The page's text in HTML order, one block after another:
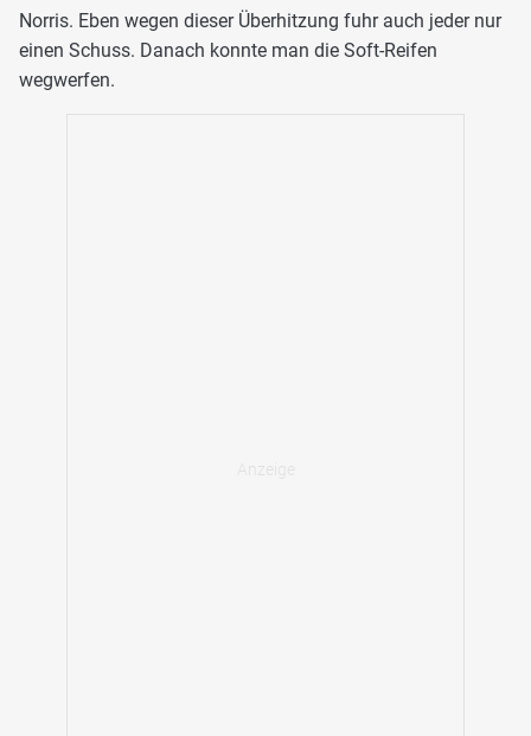
Norris. Eben wegen dieser Überhitzung fuhr auch jeder nur
einen Schuss. Danach konnte man die Soft-Reifen
wegwerfen.